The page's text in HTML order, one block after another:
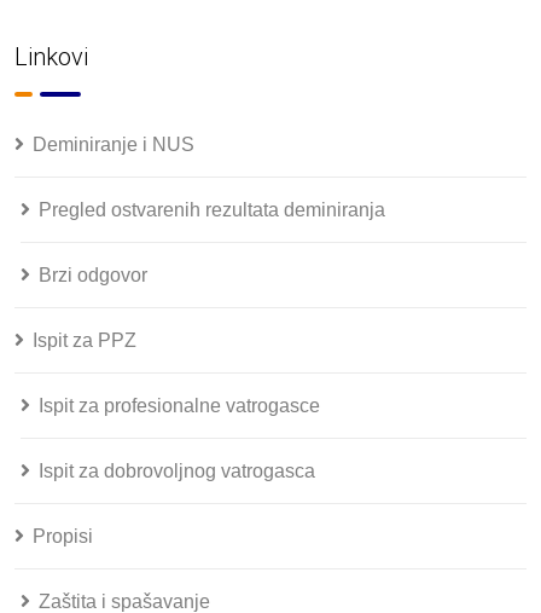
Linkovi
Deminiranje i NUS
Pregled ostvarenih rezultata deminiranja
Brzi odgovor
Ispit za PPZ
Ispit za profesionalne vatrogasce
Ispit za dobrovoljnog vatrogasca
Propisi
Zaštita i spašavanje